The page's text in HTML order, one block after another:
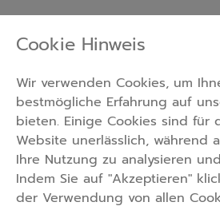
Sie interessieren Sich für
Angebot?
Kontaktieren Sie uns jetzt!
cozylikehomegmbh@outlook.com
+49 157 92527820
Cookie Hinweis
Wir verwenden Cookies, um
bestmögliche Erfahrung auf
bieten. Einige Cookies sind für
Website unerlässlich, während
Ihre Nutzung zu analysieren
Indem Sie auf "Akzeptieren"
der Verwendung von allen